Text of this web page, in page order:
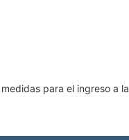
para el ingreso a la